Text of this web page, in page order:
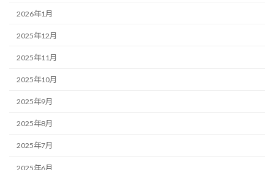
2026年1月
2025年12月
2025年11月
2025年10月
2025年9月
2025年8月
2025年7月
2025年6月